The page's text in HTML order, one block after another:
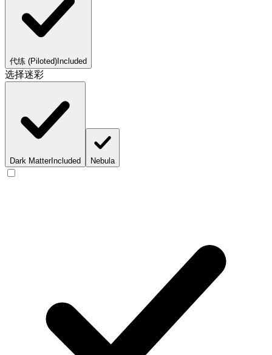
代练 (Piloted) Included
选择迷彩
Dark MatterIncluded Nebula